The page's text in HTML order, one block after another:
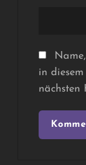
in
nächsten